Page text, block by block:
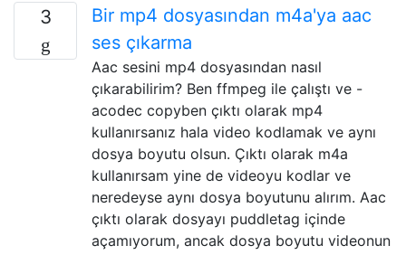
3
Bir mp4 dosyasından m4a'ya aac
ses çıkarma
Aac sesini mp4 dosyasından nasıl
çıkarabilirim? Ben ffmpeg ile çalıştı ve -
acodec copyben çıktı olarak mp4
kullanırsanız hala video kodlamak ve aynı
dosya boyutu olsun. Çıktı olarak m4a
kullanırsam yine de videoyu kodlar ve
neredeyse aynı dosya boyutunu alırım. Aac
çıktı olarak dosyayı puddletag içinde
açamıyorum, ancak dosya boyutu videonun